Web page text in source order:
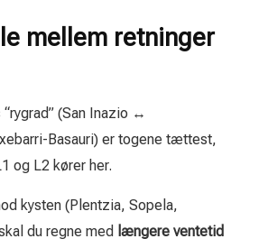
mellem retninger
(San Inazio ↔
Basauri) er togene tættest,
og L2 kører her.
kysten (Plentzia, Sopela,
du regne med længere ventetid